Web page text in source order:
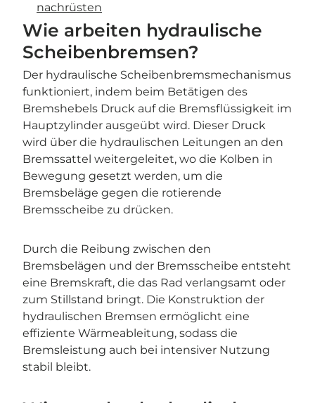
nachrüsten
Wie arbeiten hydraulische
Scheibenbremsen?
Der hydraulische Scheibenbremsmechanismus
funktioniert, indem beim Betätigen des
Bremshebels Druck auf die Bremsflüssigkeit im
Hauptzylinder ausgeübt wird. Dieser Druck
wird über die hydraulischen Leitungen an den
Bremssattel weitergeleitet, wo die Kolben in
Bewegung gesetzt werden, um die
Bremsbeläge gegen die rotierende
Bremsscheibe zu drücken.
Durch die Reibung zwischen den
Bremsbelägen und der Bremsscheibe entsteht
eine Bremskraft, die das Rad verlangsamt oder
zum Stillstand bringt. Die Konstruktion der
hydraulischen Bremsen ermöglicht eine
effiziente Wärmeableitung, sodass die
Bremsleistung auch bei intensiver Nutzung
stabil bleibt.